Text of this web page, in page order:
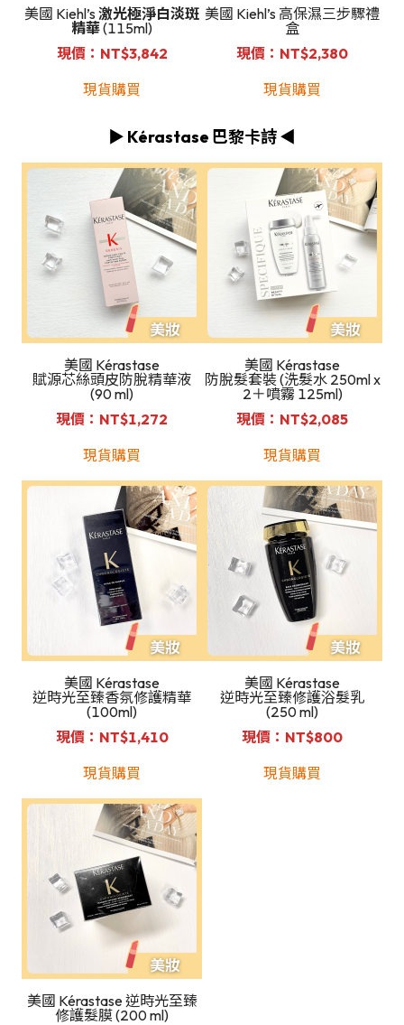
美國 Kiehl’s 激光極淨白淡斑
精華(115ml)
現價：NT$3,842
現貨購買
美國 Kiehl’s 高保濕三步驟禮
盒
現價：NT$2,380
現貨購買
▶️ Kérastase 巴黎卡詩 ◀️
美國 Kérastase
賦源芯絲頭皮防脫精華液
(90 ml)
現價：NT$1,272
現貨購買
美國 Kérastase
防脫髮套裝 (洗髮水 250ml x
2＋噴霧 125ml)
現價：NT$2,085
現貨購買
美國 Kérastase
逆時光至臻香氛修護精華
(100ml)
現價：NT$1,410
現貨購買
美國 Kérastase
逆時光至臻修護浴髮乳
(250 ml)
現價：NT$800
現貨購買
美國 Kérastase 逆時光至臻
修護髮膜 (200 ml)